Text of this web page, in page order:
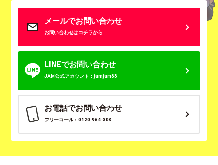
メールでお問い合わせ
お問い合わせはコチラから
LINEでお問い合わせ
JAM公式アカウント：jamjam83
お電話でお問い合わせ
フリーコール：0120-964-308